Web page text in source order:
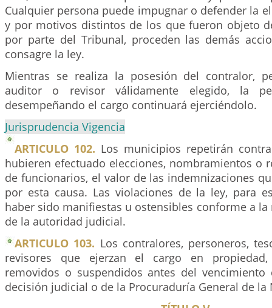
Cualquier persona puede impugnar o defender la
y por motivos distintos de los que fueron objeto
por parte del Tribunal, proceden las demás
consagre la ley.
Mientras se realiza la posesión del contralor,
auditor o revisor válidamente elegido, la
desempeñando el cargo continuará ejerciéndolo.
Jurisprudencia Vigencia
ARTICULO 102. Los municipios repetirán
hubieren efectuado elecciones, nombramientos o
de funcionarios, el valor de las indemnizaciones
por esta causa. Las violaciones de la ley, para
haber sido manifiestas u ostensibles conforme a la
de la autoridad judicial.
ARTICULO 103. Los contralores, personeros,
revisores que ejerzan el cargo en
removidos o suspendidos antes del
decisión judicial o de la Procuraduría General de la